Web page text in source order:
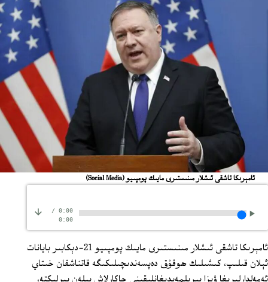
ئامېرىكا تاشقى ئىشلار مىنىستىرى مايىك پومپىيو(Social Media)
0:00
/
0:00
ئامېرىكا تاشقى ئىشلار مىنىستىرى مايىك پومپىيو 21-دېكابىر بايانات
ئېلان قىلىپ، كىشىلىك ھوقۇق دەپسەندىچىلىكىگە قاتناشقان خىتاي